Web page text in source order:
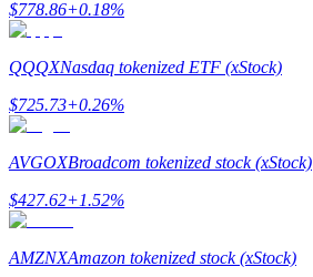
BTC Welcome Rewards
$778.86+0.18%
QQQXNasdaq tokenized ETF (xStock)
$725.73+0.26%
AVGOXBroadcom tokenized stock (xStock)
$427.62+1.52%
AMZNXAmazon tokenized stock (xStock)